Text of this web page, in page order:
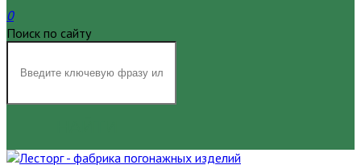
0
Поиск по сайту